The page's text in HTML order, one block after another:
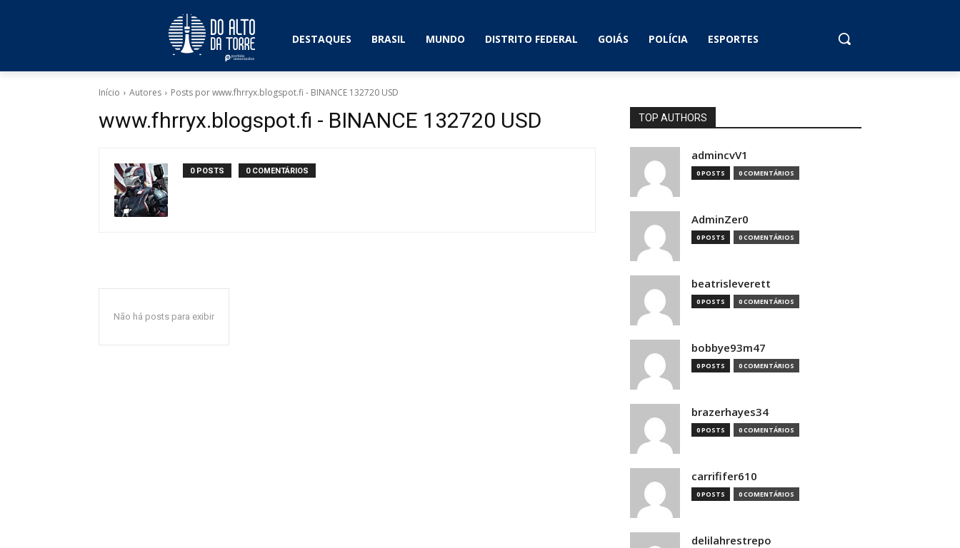
DESTAQUES BRASIL MUNDO DISTRITO FEDERAL GOIÁS POLÍCIA ESPORTES
Início Autores Posts por www.fhrryx.blogspot.fi - BINANCE 132720 USD
www.fhrryx.blogspot.fi - BINANCE 132720 USD
0 POSTS 0 COMENTÁRIOS
Não há posts para exibir
TOP AUTHORS
admincvV1
0 POSTS 0 COMENTÁRIOS
AdminZer0
0 POSTS 0 COMENTÁRIOS
beatrisleverett
0 POSTS 0 COMENTÁRIOS
bobbye93m47
0 POSTS 0 COMENTÁRIOS
brazerhayes34
0 POSTS 0 COMENTÁRIOS
carrififer610
0 POSTS 0 COMENTÁRIOS
delilahrestrepo